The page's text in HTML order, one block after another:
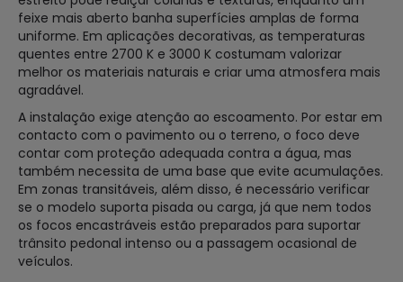
feixe mais aberto banha superfícies amplas de forma
uniforme. Em aplicações decorativas, as temperaturas
quentes entre 2700 K e 3000 K costumam valorizar
melhor os materiais naturais e criar uma atmosfera mais
agradável.
A instalação exige atenção ao escoamento. Por estar em
contacto com o pavimento ou o terreno, o foco deve
contar com proteção adequada contra a água, mas
também necessita de uma base que evite acumulações.
Em zonas transitáveis, além disso, é necessário verificar
se o modelo suporta pisada ou carga, já que nem todos
os focos encastráveis estão preparados para suportar
trânsito pedonal intenso ou a passagem ocasional de
veículos.